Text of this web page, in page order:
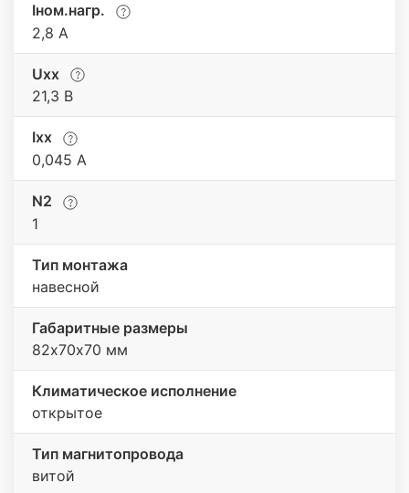
Iном.нагр.
2,8 А
Uхх
21,3 В
Iхх
0,045 A
N2
1
Тип монтажа
навесной
Габаритные размеры
82х70х70 мм
Климатическое исполнение
открытое
Тип магнитопровода
витой